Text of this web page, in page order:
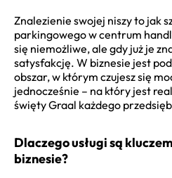
Znalezienie swojej niszy to jak
parkingowego w centrum
się niemożliwe, ale gdy już je
satysfakcję. W biznesie jest
obszar, w którym czujesz się
jednocześnie – na który jest
święty Graal każdego
Dlaczego usługi są
biznesie?